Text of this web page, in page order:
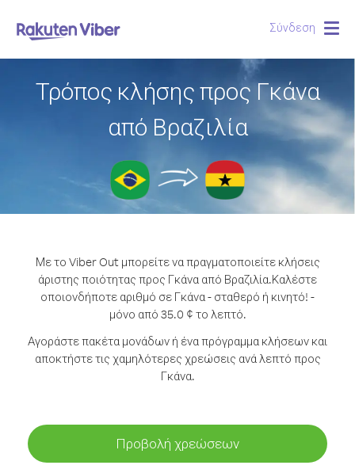
Σύνδεση
Τρόπος κλήσης προς Γκάνα
από Βραζιλία
Με το Viber Out μπορείτε να πραγματοποιείτε κλήσεις
άριστης ποιότητας προς Γκάνα από Βραζιλία.Καλέστε
οποιονδήποτε αριθμό σε Γκάνα - σταθερό ή κινητό! -
μόνο από 35.0 ¢ το λεπτό.
Αγοράστε πακέτα μονάδων ή ένα πρόγραμμα κλήσεων και
αποκτήστε τις χαμηλότερες χρεώσεις ανά λεπτό προς
Γκάνα.
Προβολή χρεώσεων